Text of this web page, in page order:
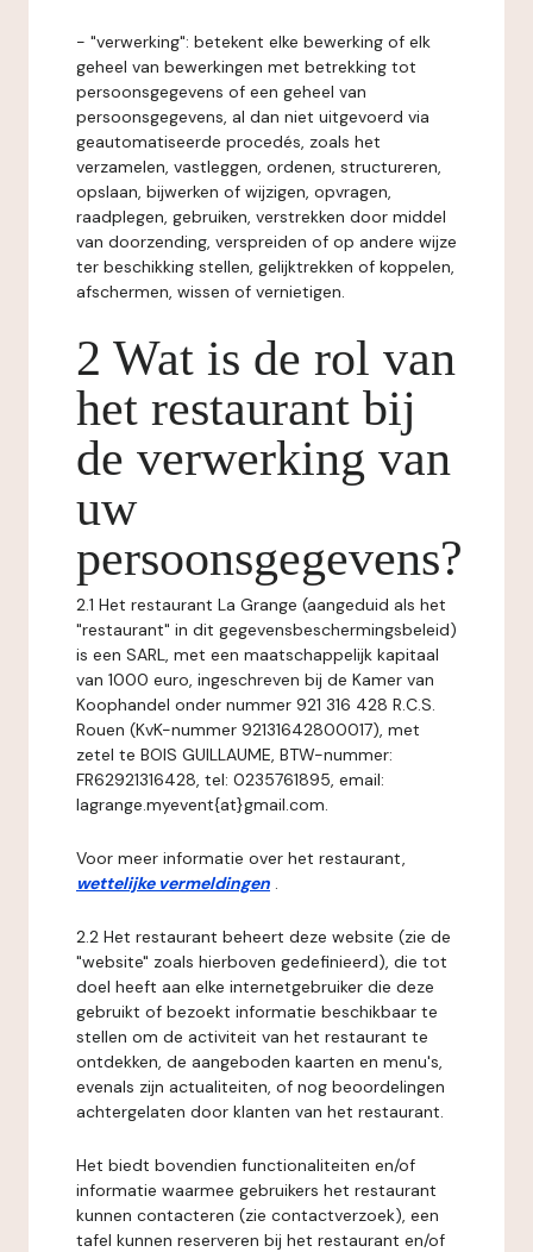
- "verwerking": betekent elke bewerking of elk
geheel van bewerkingen met betrekking tot
persoonsgegevens of een geheel van
persoonsgegevens, al dan niet uitgevoerd via
geautomatiseerde procedés, zoals het
verzamelen, vastleggen, ordenen, structureren,
opslaan, bijwerken of wijzigen, opvragen,
raadplegen, gebruiken, verstrekken door middel
van doorzending, verspreiden of op andere wijze
ter beschikking stellen, gelijktrekken of koppelen,
afschermen, wissen of vernietigen.
2 Wat is de rol van
het restaurant bij
de verwerking van
uw
persoonsgegevens?
2.1 Het restaurant La Grange (aangeduid als het
"restaurant" in dit gegevensbeschermingsbeleid)
is een SARL, met een maatschappelijk kapitaal
van 1000 euro, ingeschreven bij de Kamer van
Koophandel onder nummer 921 316 428 R.C.S.
Rouen (KvK-nummer 92131642800017), met
zetel te BOIS GUILLAUME, BTW-nummer:
FR62921316428, tel: 0235761895, email:
lagrange.myevent{at}gmail.com.
Voor meer informatie over het restaurant,
wettelijke vermeldingen .
2.2 Het restaurant beheert deze website (zie de
"website" zoals hierboven gedefinieerd), die tot
doel heeft aan elke internetgebruiker die deze
gebruikt of bezoekt informatie beschikbaar te
stellen om de activiteit van het restaurant te
ontdekken, de aangeboden kaarten en menu's,
evenals zijn actualiteiten, of nog beoordelingen
achtergelaten door klanten van het restaurant.
Het biedt bovendien functionaliteiten en/of
informatie waarmee gebruikers het restaurant
kunnen contacteren (zie contactverzoek), een
tafel kunnen reserveren bij het restaurant en/of